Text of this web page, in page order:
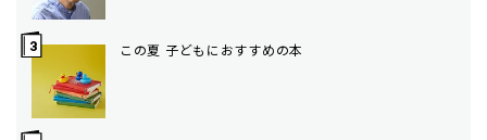
この夏 子どもにおすすめの本